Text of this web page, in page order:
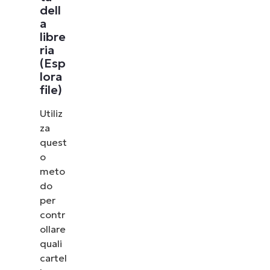
dell
a
libre
ria
(Esp
lora
file)
Utiliz
za
quest
o
meto
do
per
contr
ollare
quali
cartel